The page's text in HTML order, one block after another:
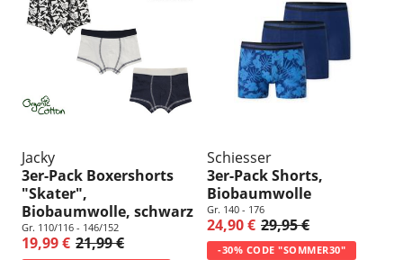
n
:
Jacky
3er-Pack Boxershorts
"Skater",
Biobaumwolle, schwarz
Gr. 110/116 - 146/152
19,99 € 21,99 €
Schiesser
3er-Pack Shorts,
Biobaumwolle
Gr. 140 - 176
24,90 € 29,95 €
-30% CODE "SOMMER30"